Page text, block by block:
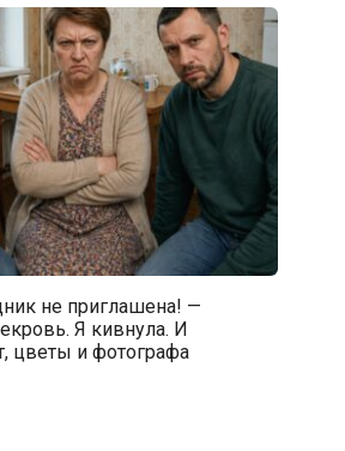
не приглашена! —
Я кивнула. И
цветы и фотографа